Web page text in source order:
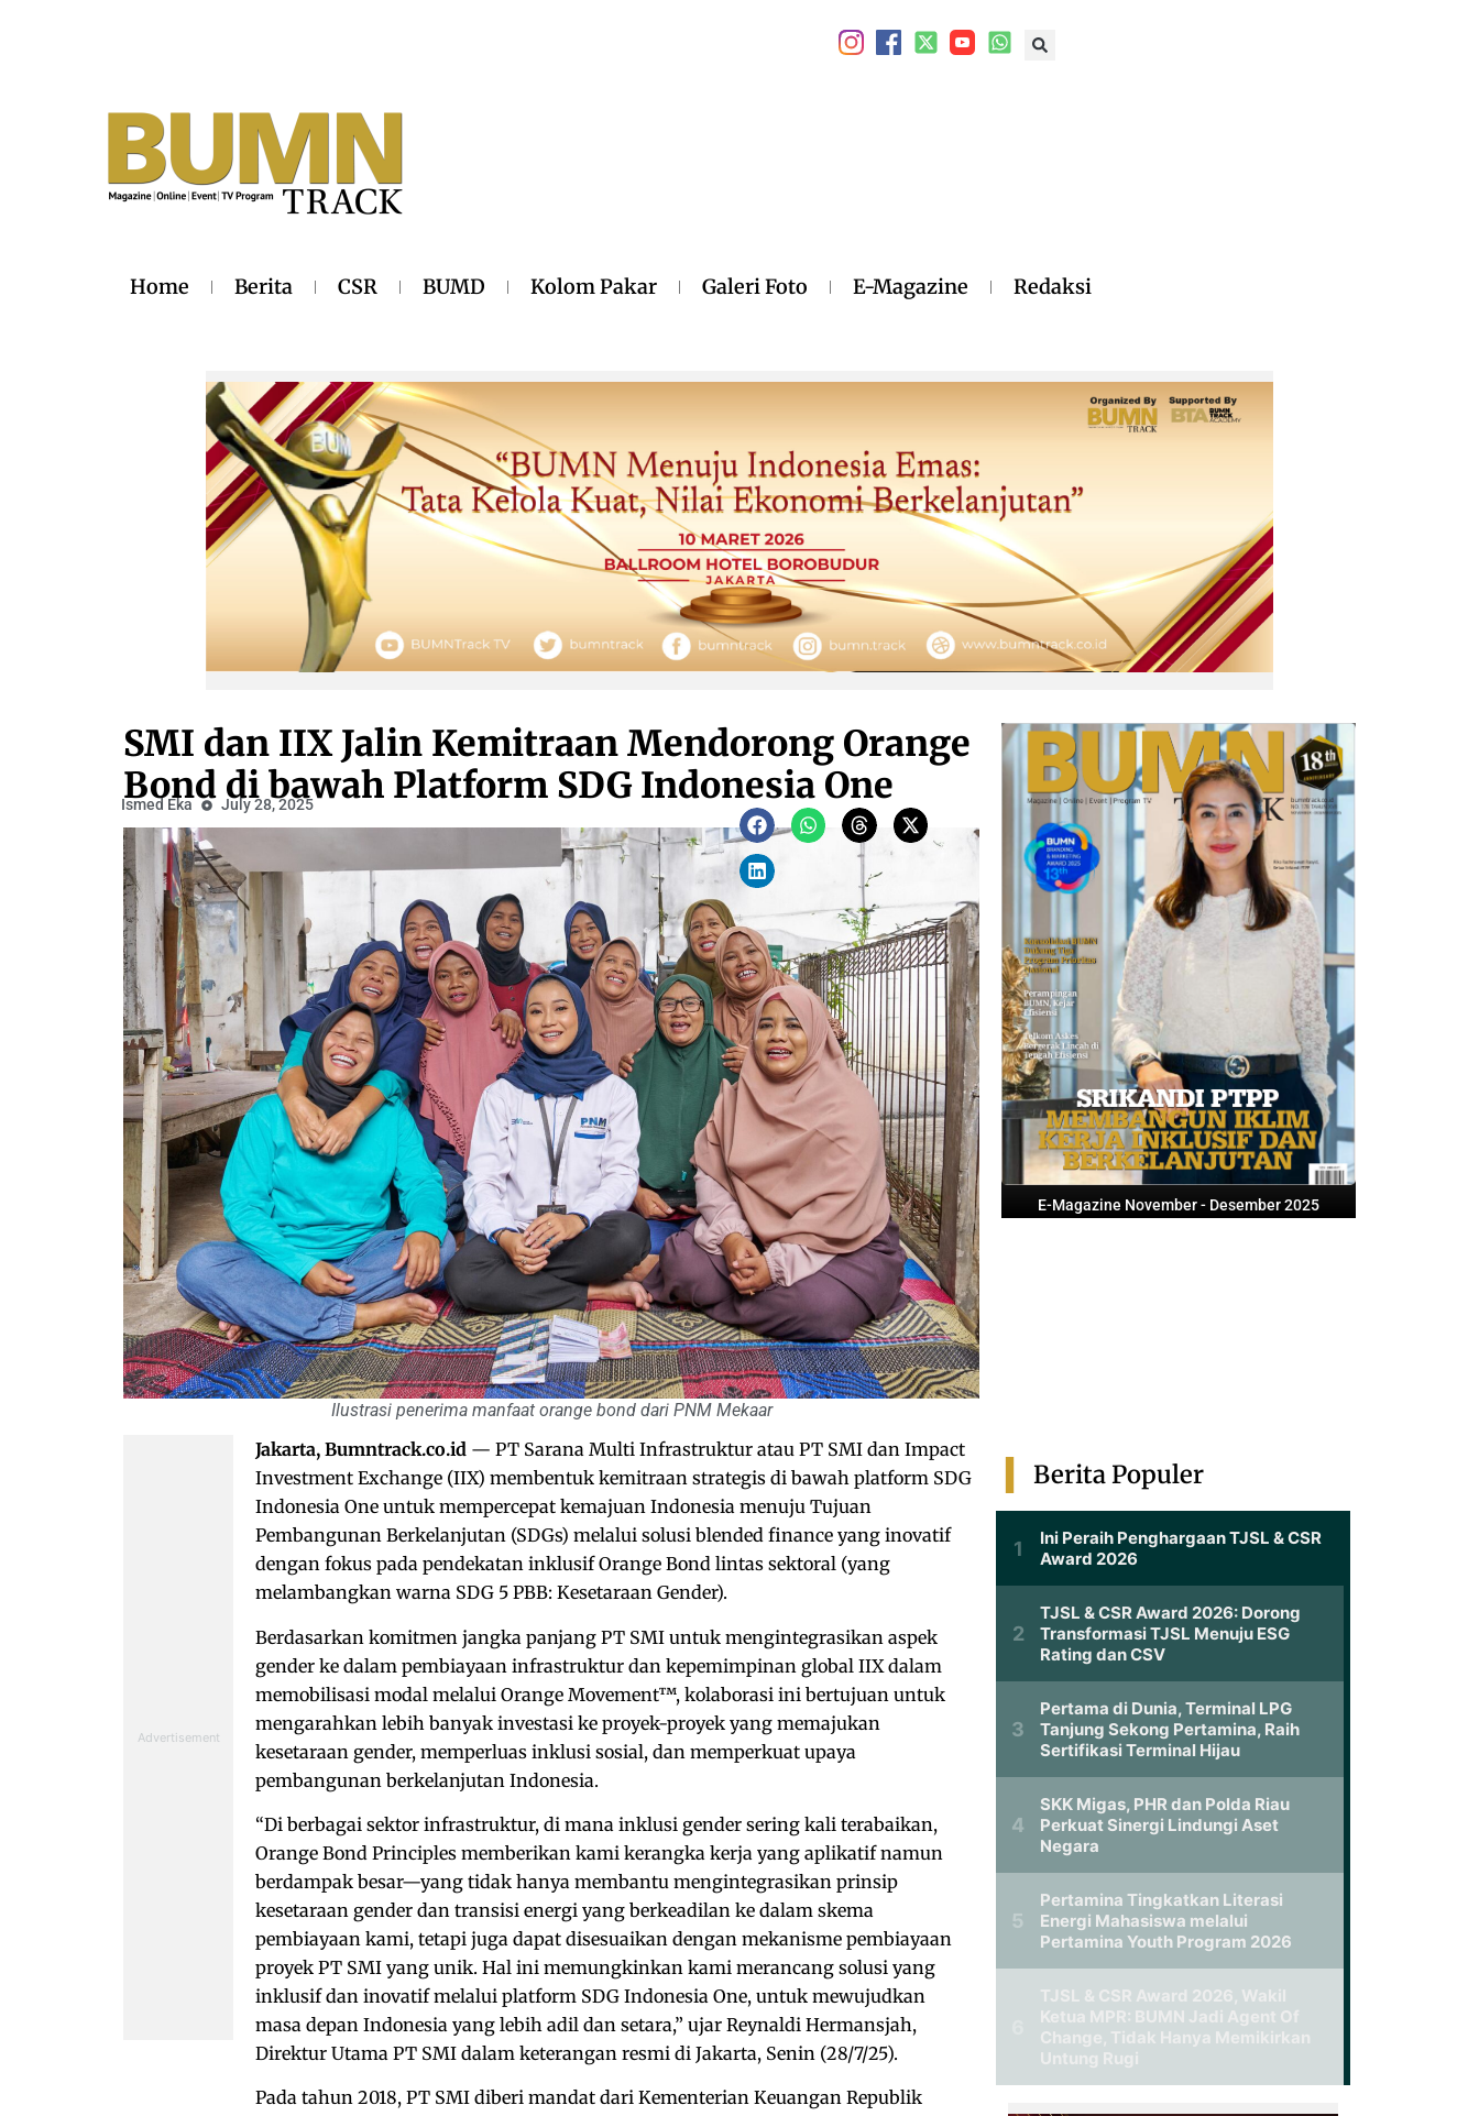
Home Berita CSR BUMD Kolom Pakar Galeri Foto E-Magazine Redaksi
SMI dan IIX Jalin Kemitraan Mendorong Orange
Bond di bawah Platform SDG Indonesia One
Ismed Eka July 28, 2025
Ilustrasi penerima manfaat orange bond dari PNM Mekaar
E-Magazine November - Desember 2025
Jakarta, Bumntrack.co.id — PT Sarana Multi Infrastruktur atau PT SMI dan Impact
Investment Exchange (IIX) membentuk kemitraan strategis di bawah platform SDG
Indonesia One untuk mempercepat kemajuan Indonesia menuju Tujuan
Pembangunan Berkelanjutan (SDGs) melalui solusi blended finance yang inovatif
dengan fokus pada pendekatan inklusif Orange Bond lintas sektoral (yang
melambangkan warna SDG 5 PBB: Kesetaraan Gender).
Berdasarkan komitmen jangka panjang PT SMI untuk mengintegrasikan aspek
gender ke dalam pembiayaan infrastruktur dan kepemimpinan global IIX dalam
memobilisasi modal melalui Orange Movement™, kolaborasi ini bertujuan untuk
mengarahkan lebih banyak investasi ke proyek-proyek yang memajukan
kesetaraan gender, memperluas inklusi sosial, dan memperkuat upaya
pembangunan berkelanjutan Indonesia.
“Di berbagai sektor infrastruktur, di mana inklusi gender sering kali terabaikan,
Orange Bond Principles memberikan kami kerangka kerja yang aplikatif namun
berdampak besar—yang tidak hanya membantu mengintegrasikan prinsip
kesetaraan gender dan transisi energi yang berkeadilan ke dalam skema
pembiayaan kami, tetapi juga dapat disesuaikan dengan mekanisme pembiayaan
proyek PT SMI yang unik. Hal ini memungkinkan kami merancang solusi yang
inklusif dan inovatif melalui platform SDG Indonesia One, untuk mewujudkan
masa depan Indonesia yang lebih adil dan setara,” ujar Reynaldi Hermansjah,
Direktur Utama PT SMI dalam keterangan resmi di Jakarta, Senin (28/7/25).
Pada tahun 2018, PT SMI diberi mandat dari Kementerian Keuangan Republik
Berita Populer